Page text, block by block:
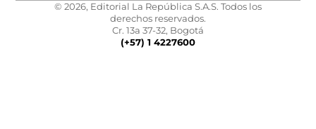
© 2026, Editorial La República S.A.S. Todos los
derechos reservados.
Cr. 13a 37-32, Bogotá
(+57) 1 4227600